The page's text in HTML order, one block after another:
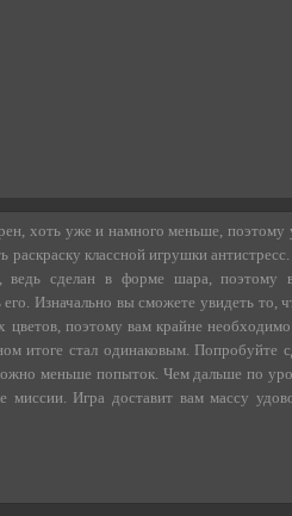
хоть уже и намного меньше, поэтому
раскраску классной игрушки
ведь сделан в форме шара, поэтому
его. Изначально вы сможете увидеть то,
цветов, поэтому вам крайне
итоге стал одинаковым. Попробуйте
меньше попыток. Чем дальше по
Игра доставит вам массу